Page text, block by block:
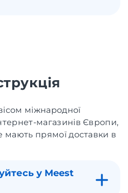
міжнародної
магазинів Європи,
мають прямої доставки в
у Meest